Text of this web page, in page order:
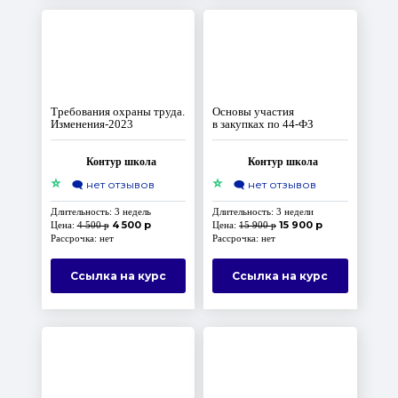
Требования охраны труда.
Изменения‑2023
Контур школа
⭐ 🗨️ нет отзывов
Длительность: 3 недель
Цена:4 500 р 4 500 р
Рассрочка: нет
Ссылка на курс
Основы участия
в закупках по 44‑ФЗ
Контур школа
⭐ 🗨️ нет отзывов
Длительность: 3 недели
Цена: 15 900 р 15 900 р
Рассрочка: нет
Ссылка на курс